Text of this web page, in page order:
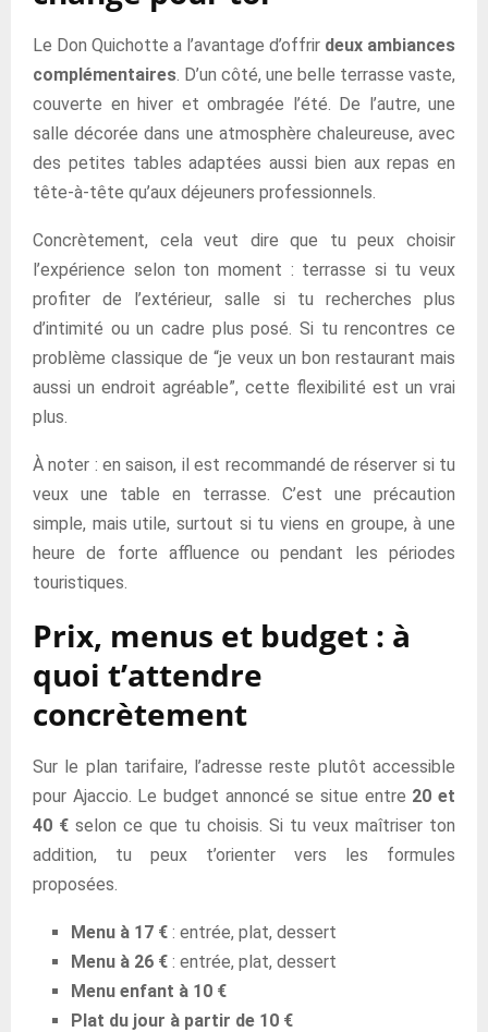
Le Don Quichotte a l’avantage d’offrir deux ambiances
complémentaires. D’un côté, une belle terrasse vaste,
couverte en hiver et ombragée l’été. De l’autre, une
salle décorée dans une atmosphère chaleureuse, avec
des petites tables adaptées aussi bien aux repas en
tête-à-tête qu’aux déjeuners professionnels.
Concrètement, cela veut dire que tu peux choisir
l’expérience selon ton moment : terrasse si tu veux
profiter de l’extérieur, salle si tu recherches plus
d’intimité ou un cadre plus posé. Si tu rencontres ce
problème classique de “je veux un bon restaurant mais
aussi un endroit agréable”, cette flexibilité est un vrai
plus.
À noter : en saison, il est recommandé de réserver si tu
veux une table en terrasse. C’est une précaution
simple, mais utile, surtout si tu viens en groupe, à une
heure de forte affluence ou pendant les périodes
touristiques.
Prix, menus et budget : à
quoi t’attendre
concrètement
Sur le plan tarifaire, l’adresse reste plutôt accessible
pour Ajaccio. Le budget annoncé se situe entre 20 et
40 € selon ce que tu choisis. Si tu veux maîtriser ton
addition, tu peux t’orienter vers les formules
proposées.
Menu à 17 € : entrée, plat, dessert
Menu à 26 € : entrée, plat, dessert
Menu enfant à 10 €
Plat du jour à partir de 10 €